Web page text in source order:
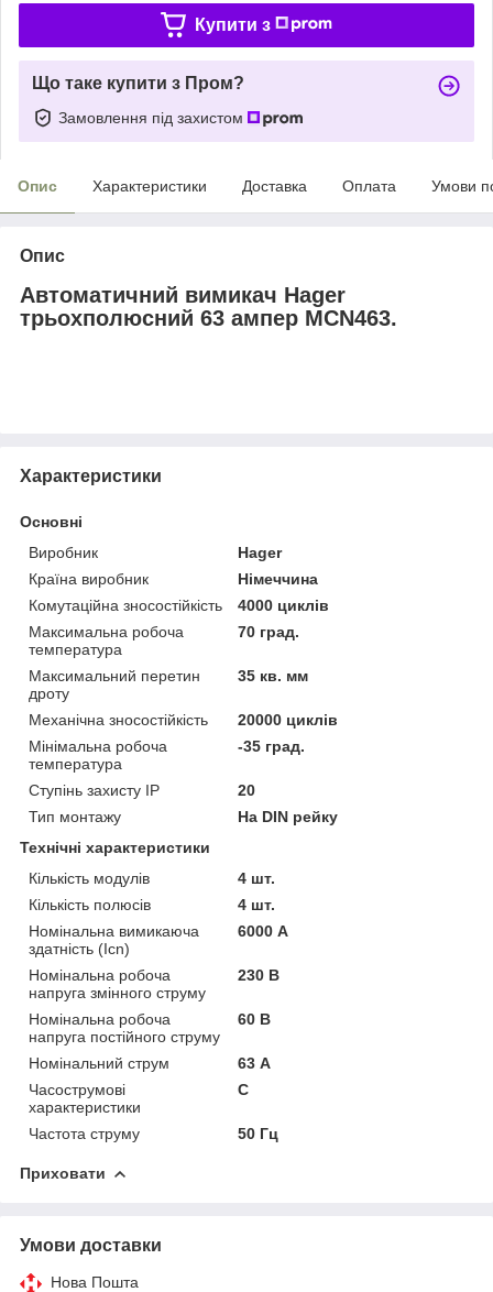
Купити з
Що таке купити з Пром?
Замовлення під захистом
Опис Характеристики Доставка Оплата Умови
Опис
Автоматичний вимикач Hager
трьохполюсний 63 ампер MCN463.
Характеристики
Основні
Виробник
Hager
Країна виробник
Німеччина
Комутаційна зносостійкість
4000 циклів
Максимальна робоча
температура
70 град.
Максимальний перетин
дроту
35 кв. мм
Механічна зносостійкість
20000 циклів
Мінімальна робоча
температура
-35 град.
Ступінь захисту IP
20
Тип монтажу
На DIN рейку
Технічні характеристики
Кількість модулів
4 шт.
Кількість полюсів
4 шт.
Номінальна вимикаюча
здатність (Icn)
6000 А
Номінальна робоча
напруга змінного струму
230 В
Номінальна робоча
напруга постійного струму
60 В
Номінальний струм
63 А
Часострумові
характеристики
C
Частота струму 50 Гц
Приховати
Умови доставки
Нова Пошта